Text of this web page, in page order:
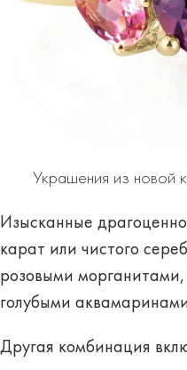
Украшения из новой
Изысканные
карат или чистого
розовыми
голубыми
Другая комбинация